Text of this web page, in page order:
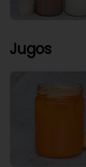
Jugos